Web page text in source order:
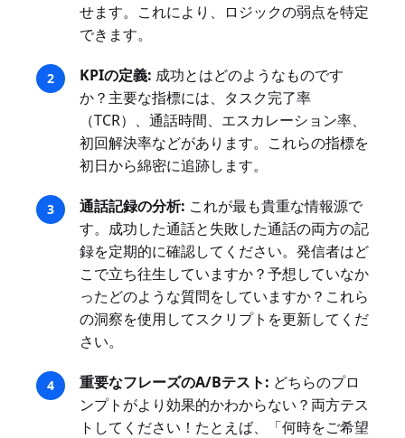
せます。これにより、ロジックの弱点を特定
できます。
KPIの定義: 成功とはどのようなものです
か？主要な指標には、タスク完了率
（TCR）、通話時間、エスカレーション率、
初回解決率などがあります。これらの指標を
初日から綿密に追跡します。
通話記録の分析: これが最も貴重な情報源で
す。成功した通話と失敗した通話の両方の記
録を定期的に確認してください。発信者はど
こで立ち往生していますか？予想していなか
ったどのような質問をしていますか？これら
の洞察を使用してスクリプトを更新してくだ
さい。
重要なフレーズのA/Bテスト: どちらのプロ
ンプトがより効果的かわからない？両方テス
トしてください！たとえば、「何時をご希望